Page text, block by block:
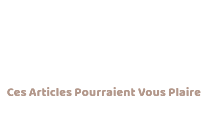
Ces Articles Pourraient Vous Plaire